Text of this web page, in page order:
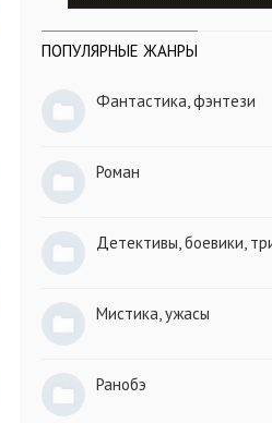
ПОПУЛЯРНЫЕ ЖАНРЫ
Фантастика, фэнтези
Роман
Детективы, боевики,
Мистика, ужасы
Ранобэ